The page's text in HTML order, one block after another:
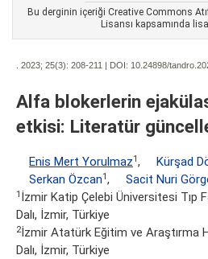
Bu derginin içeriği Creative Commons
Lisansı kapsamında
. 2023; 25(3): 208-211 | DOI: 10.24898/
Alfa blokerlerin
etkisi: Literatür
Enis Mert Yorulmaz1, Kürşad
Serkan Özcan1, Sacit Nuri
1 İzmir Katip Çelebi Üniversitesi Tıp
Dalı, İzmir, Türkiye
2İzmir Atatürk Eğitim ve Araştırma
Dalı, İzmir, Türkiye